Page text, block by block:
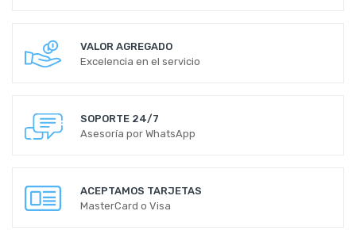
VALOR AGREGADO
Excelencia en el servicio
SOPORTE 24/7
Asesoría por WhatsApp
ACEPTAMOS TARJETAS
MasterCard o Visa